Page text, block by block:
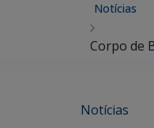
Notícias
Corpo de
Notícias